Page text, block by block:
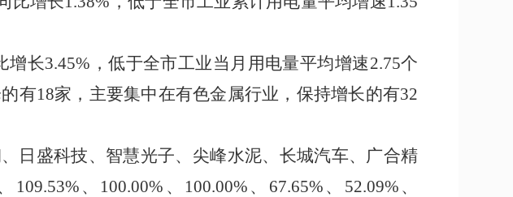
增长3.45% ，低于全市工业当月用电量平均增速2.75个
有18家，主要集中在有色金属行业， 保持增长的有32
日盛科技、智慧光子、尖峰水泥、长城汽车、广合精
109.53% 、 100.00% 、 100.00% 、 67.65% 、 52.09% 、